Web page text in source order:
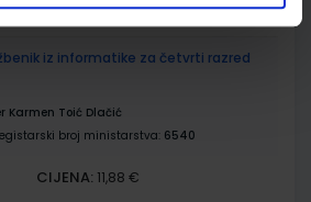
iz informatike za četvrti razred
Karmen Toić Dlačić
broj ministarstva: 6540
CIJENA: 11,88 €